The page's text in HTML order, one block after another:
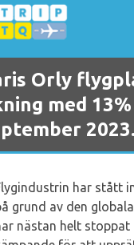
Orly
med
2023.
har stått
grund av den
nästan helt